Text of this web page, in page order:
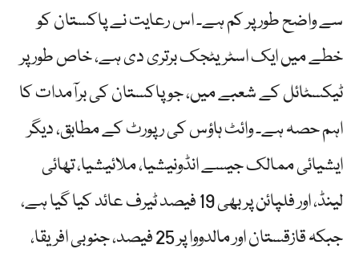
سے واضح طور پر کم ہے۔ اس رعایت نے پاکستان کو
خطے میں ایک اسٹریٹجک برتری دی ہے، خاص طور پر
ٹیکسٹائل کے شعبے میں، جو پاکستان کی برآمدات کا
اہم حصہ ہے۔ وائٹ ہاؤس کی رپورٹ کے مطابق، دیگر
ایشیائی ممالک جیسے انڈونیشیا، ملائیشیا، تھائی
لینڈ، اور فلپائن پر بھی 19 فیصد ٹیرف عائد کیا گیا ہے،
جبکہ قازقستان اور مالدووا پر 25 فیصد، جنوبی افریقا،